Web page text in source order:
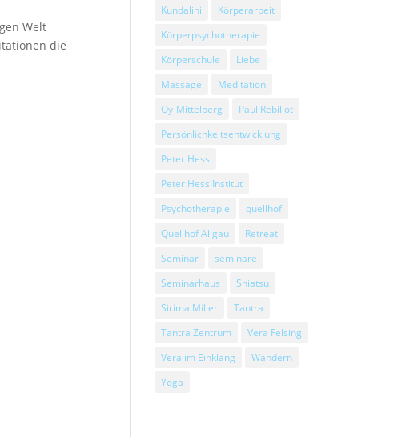
Welt
die
Kundalini
Körperarbeit
Körperpsychotherapie
Körperschule
Liebe
Massage
Meditation
Oy-Mittelberg
Paul Rebillot
Persönlichkeitsentwicklung
Peter Hess
Peter Hess Institut
Psychotherapie
quellhof
Quellhof Allgäu
Retreat
Seminar
seminare
Seminarhaus
Shiatsu
Sirima Miller
Tantra
Tantra Zentrum
Vera Felsing
Vera im Einklang
Wandern
Yoga